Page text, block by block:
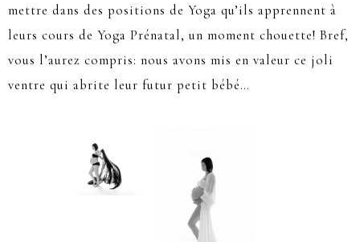
mettre dans des positions de Yoga qu’ils apprennent à
leurs cours de Yoga Prénatal, un moment chouette! Bref,
vous l’aurez compris: nous avons mis en valeur ce joli
ventre qui abrite leur futur petit bébé…